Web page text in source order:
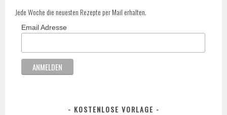
Jede Woche die neuesten Rezepte per Mail erhalten.
Email Adresse
KOSTENLOSE VORLAGE